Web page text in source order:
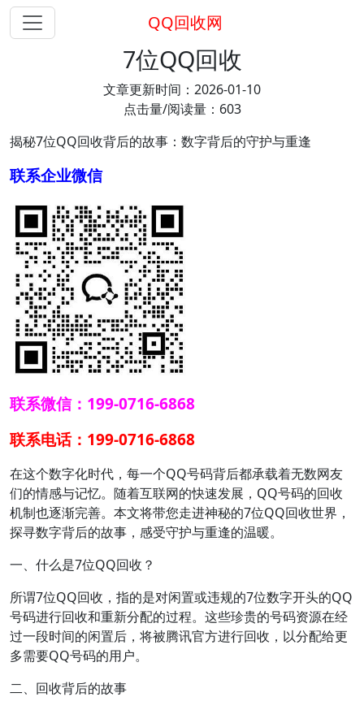
QQ回收网
7位QQ回收
文章更新时间：2026-01-10
点击量/阅读量：603
揭秘7位QQ回收背后的故事：数字背后的守护与重逢
联系企业微信
联系微信：199-0716-6868
联系电话：199-0716-6868
在这个数字化时代，每一个QQ号码背后都承载着无数网友
们的情感与记忆。随着互联网的快速发展，QQ号码的回收
机制也逐渐完善。本文将带您走进神秘的7位QQ回收世界，
探寻数字背后的故事，感受守护与重逢的温暖。
一、什么是7位QQ回收？
所谓7位QQ回收，指的是对闲置或违规的7位数字开头的QQ
号码进行回收和重新分配的过程。这些珍贵的号码资源在经
过一段时间的闲置后，将被腾讯官方进行回收，以分配给更
多需要QQ号码的用户。
二、回收背后的故事